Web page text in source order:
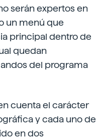
serán expertos en
un menú que
principal dentro de
quedan
del programa
cuenta el carácter
y cada uno de
en dos